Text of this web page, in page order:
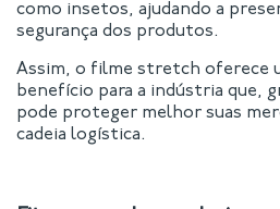
como insetos, ajudando a
segurança dos produtos.
Assim, o filme stretch oferece
benefício para a indústria que,
pode proteger melhor suas
cadeia logística.